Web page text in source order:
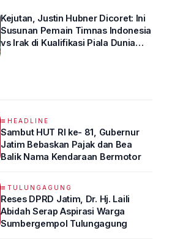
Kejutan, Justin Hubner Dicoret: Ini
Susunan Pemain Timnas Indonesia
vs Irak di Kualifikasi Piala Dunia
HEADLINE
Sambut HUT RI ke- 81, Gubernur
Jatim Bebaskan Pajak dan Bea
Balik Nama Kendaraan Bermotor
TULUNGAGUNG
Reses DPRD Jatim, Dr. Hj. Laili
Abidah Serap Aspirasi Warga
Sumbergempol Tulungagung